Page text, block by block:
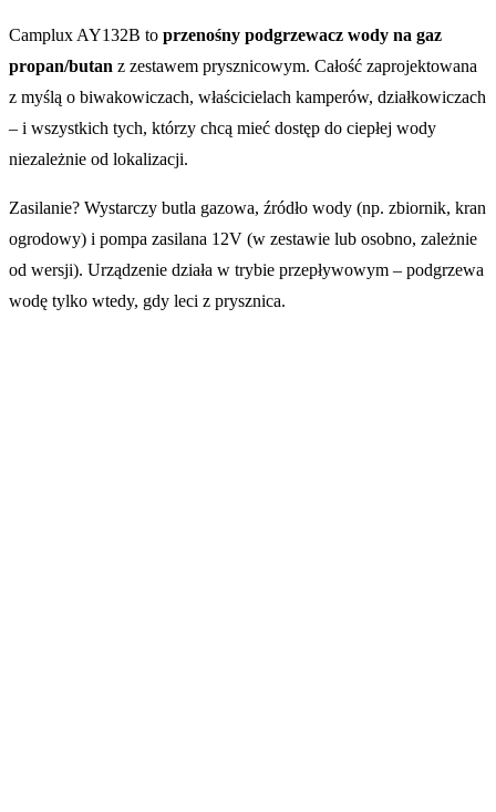
Camplux AY132B to przenośny podgrzewacz wody na gaz
propan/butan z zestawem prysznicowym. Całość zaprojektowana
z myślą o biwakowiczach, właścicielach kamperów, działkowiczach
– i wszystkich tych, którzy chcą mieć dostęp do ciepłej wody
niezależnie od lokalizacji.
Zasilanie? Wystarczy butla gazowa, źródło wody (np. zbiornik, kran
ogrodowy) i pompa zasilana 12V (w zestawie lub osobno, zależnie
od wersji). Urządzenie działa w trybie przepływowym – podgrzewa
wodę tylko wtedy, gdy leci z prysznica.